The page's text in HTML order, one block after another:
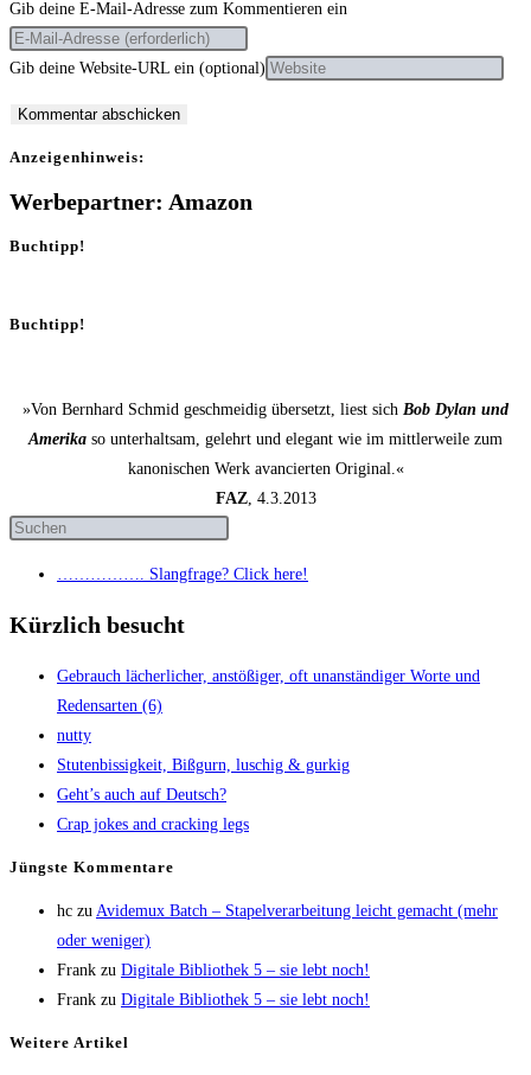
Gib deine E-Mail-Adresse zum Kommentieren ein
Gib deine Website-URL ein (optional)
Anzei­gen­hin­weis:
Werbepartner: Amazon
Buchtipp!
Buchtipp!
»Von Bernhard Schmid geschmeidig übersetzt, liest sich Bob Dylan und
Amerika so unterhaltsam, gelehrt und elegant wie im mittlerweile zum
kanonischen Werk avancierten Original.«
FAZ, 4.3.2013
……………. Slang­fra­ge? Click here!
Kürzlich besucht
Gebrauch lächer­li­cher, anstö­ßi­ger, oft unan­stän­di­ger Wor­te und
Redens­ar­ten (6)
nut­ty
Stu­ten­bis­sig­keit, Biß­gurn, luschig & gurkig
Geht’s auch auf Deutsch?
Crap jokes and crack­ing legs
Jüngs­te Kommentare
hc zu Avi­de­mux Batch – Sta­pel­ver­ar­bei­tung leicht gemacht (mehr
oder weniger)
Frank zu Digi­ta­le Biblio­thek 5 – sie lebt noch!
Frank zu Digi­ta­le Biblio­thek 5 – sie lebt noch!
Wei­te­re Artikel